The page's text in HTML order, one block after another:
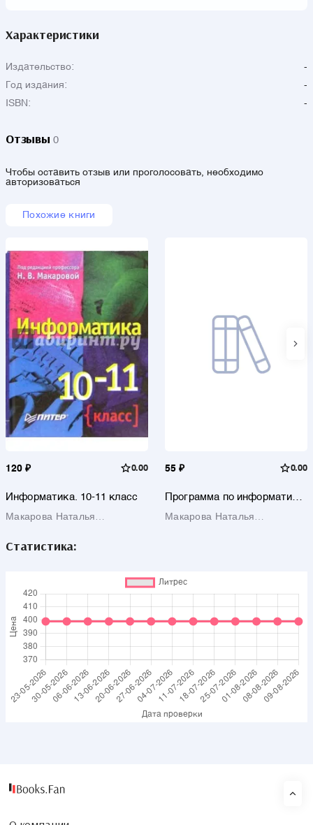
Характеристики
Издательство:
-
Год издания:
-
ISBN:
-
Отзывы 0
Чтобы оставить отзыв или проголосовать, необходимо
авторизоваться
Похожие книги
120 ₽ 0.00
Информатика. 10-11 класс
Макарова Наталья
55 ₽ 0.00
Программа по информатике
информационная
Макарова Наталья
Статистика: